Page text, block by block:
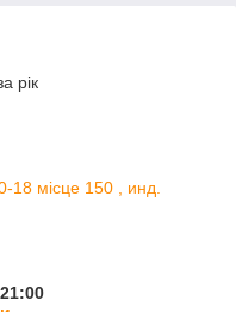
рік
місце 150 , инд.